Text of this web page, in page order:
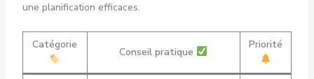
une planification efficaces.
Catégorie
Conseil pratique
Priorité